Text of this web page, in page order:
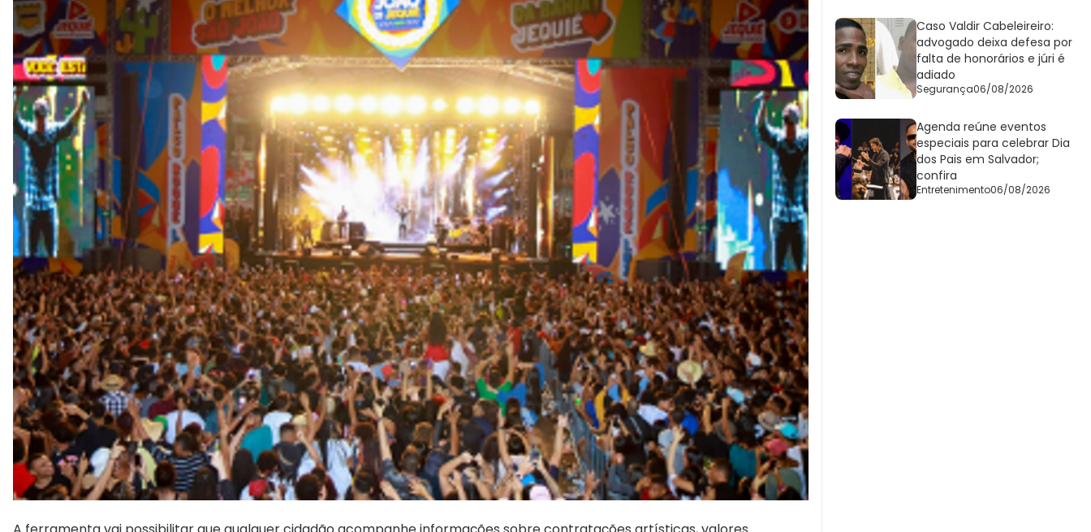
Caso Valdir Cabeleireiro:
advogado deixa defesa por
falta de honorários e júri é
adiado
Segurança06/08/2026
Agenda reúne eventos
especiais para celebrar Dia
dos Pais em Salvador;
confira
Entretenimento06/08/2026